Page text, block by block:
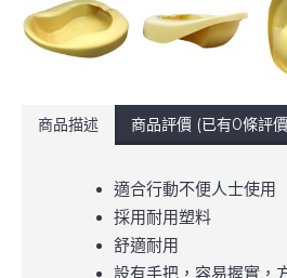
商品描述 商品評價 (已有0條評
適合行動不便人士使用
採用耐用塑料
舒適耐用
設有手把，容易握實，